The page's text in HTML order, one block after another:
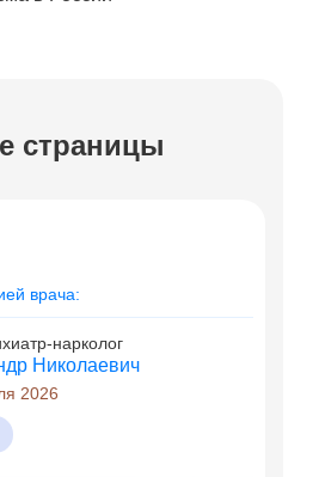
страницы
врача:
нарколог
Николаевич
2026